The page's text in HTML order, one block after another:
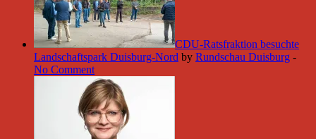
CDU-Ratsfraktion besuchte
Landschaftspark Duisburg-Nord by Rundschau Duisburg -
No Comment